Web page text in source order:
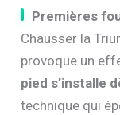
Premières
Chausser la
provoque un
pied s’installe
technique qui